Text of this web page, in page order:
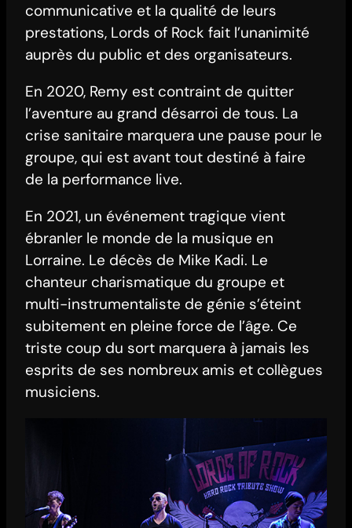
communicative et la qualité de leurs
prestations, Lords of Rock fait l’unanimité
auprès du public et des organisateurs.
En 2020, Remy est contraint de quitter
l’aventure au grand désarroi de tous. La
crise sanitaire marquera une pause pour le
groupe, qui est avant tout destiné à faire
de la performance live.
En 2021, un événement tragique vient
ébranler le monde de la musique en
Lorraine. Le décès de Mike Kadi. Le
chanteur charismatique du groupe et
multi-instrumentaliste de génie s’éteint
subitement en pleine force de l’âge. Ce
triste coup du sort marquera à jamais les
esprits de ses nombreux amis et collègues
musiciens.